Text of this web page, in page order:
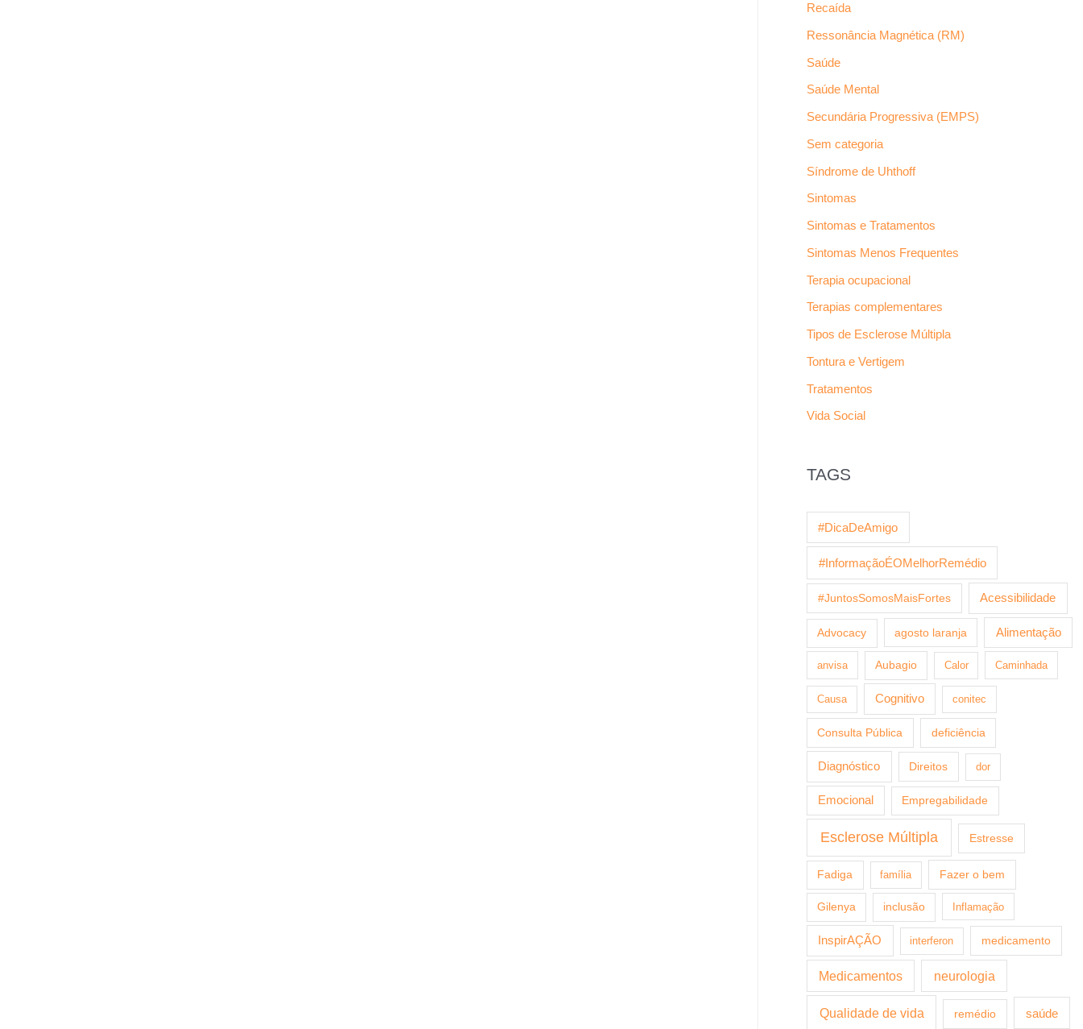
Recaída
Ressonância Magnética (RM)
Saúde
Saúde Mental
Secundária Progressiva (EMPS)
Sem categoria
Síndrome de Uhthoff
Sintomas
Sintomas e Tratamentos
Sintomas Menos Frequentes
Terapia ocupacional
Terapias complementares
Tipos de Esclerose Múltipla
Tontura e Vertigem
Tratamentos
Vida Social
TAGS
#DicaDeAmigo
#InformaçãoÉOMelhorRemédio
#JuntosSomosMaisFortes Acessibilidade
Advocacy agosto laranja Alimentação
anvisa Aubagio Calor Caminhada
Causa Cognitivo conitec
Consulta Pública deficiência
Diagnóstico Direitos dor
Emocional Empregabilidade
Esclerose Múltipla Estresse
Fadiga família Fazer o bem
Gilenya inclusão Inflamação
InspirAÇÃO interferon medicamento
Medicamentos neurologia
Qualidade de vida remédio saúde